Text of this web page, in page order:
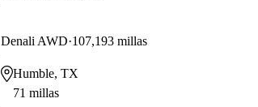
Denali AWD 107,193 millas
Humble, TX
71 millas